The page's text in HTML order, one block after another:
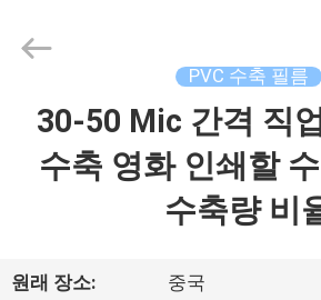
Hubei
PVC 수축 필름
30-50 Mic 간격 직
수축 영화 인쇄할
수축량 비
원래 장소: 중국